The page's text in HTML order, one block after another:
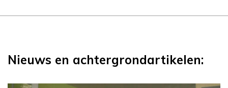
Nieuws en achtergrondartikelen: